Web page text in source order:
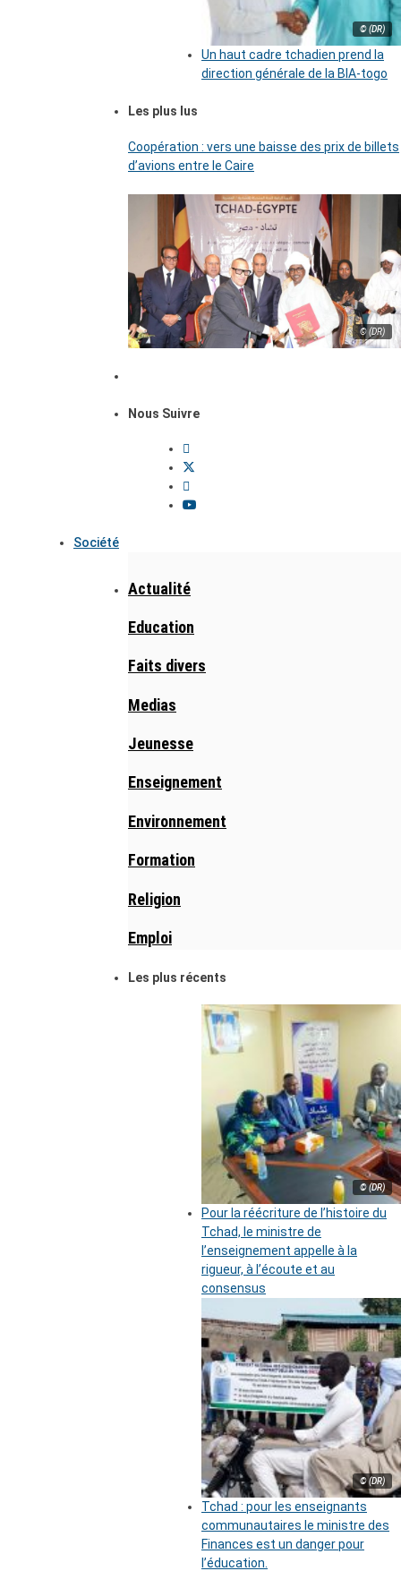
© (DR)
Un haut cadre tchadien prend la
direction générale de la BIA-togo
Les plus lus
Coopération : vers une baisse des prix de billets
d’avions entre le Caire
© (DR)
Nous Suivre
Société
Actualité
Education
Faits divers
Medias
Jeunesse
Enseignement
Environnement
Formation
Religion
Emploi
Les plus récents
© (DR)
Pour la réécriture de l’histoire du
Tchad, le ministre de
l’enseignement appelle à la
rigueur, à l’écoute et au
consensus
© (DR)
Tchad : pour les enseignants
communautaires le ministre des
Finances est un danger pour
l’éducation.